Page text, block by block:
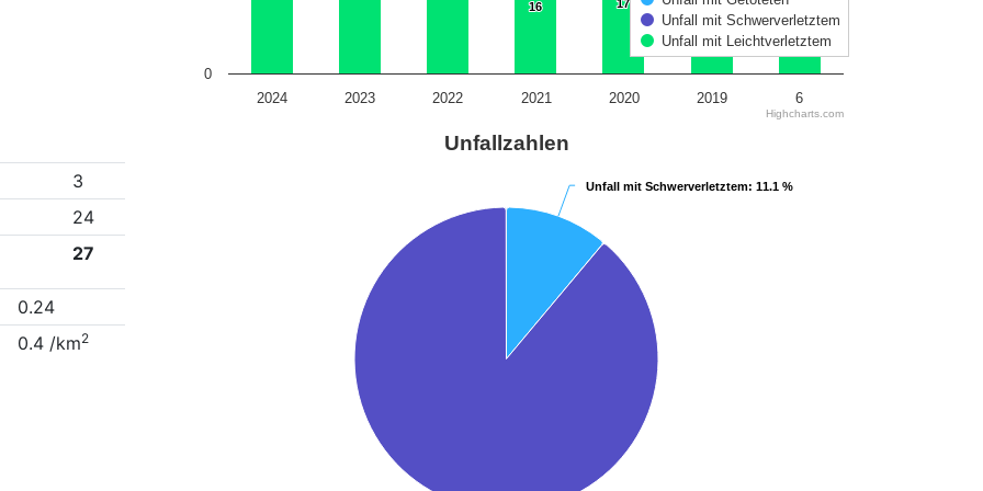
16
16 17
17
Unfall mit Schwerverletztem
Unfall mit Leichtverletztem
2024 2023 2022 2021 2020 2019 6
0
Highcharts.com
3
24
27
0.24
0.4 /km2
Unfallzahlen
Unfall mit Schwerverletztem: 11.1 %
Unfall mit Schwerverletztem: 11.1 %